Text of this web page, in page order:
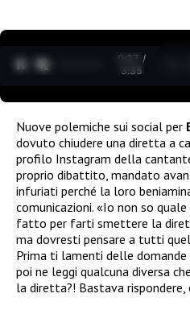
0:27 /
3:35
Nuove polemiche sui social per
dovuto chiudere una diretta a
profilo Instagram della
proprio dibattito, mandato
infuriati perché la loro
comunicazioni. «Io non so
fatto per farti smettere la
ma dovresti pensare a tutti
Prima ti lamenti delle domande
poi ne leggi qualcuna diversa
la diretta?! Bastava